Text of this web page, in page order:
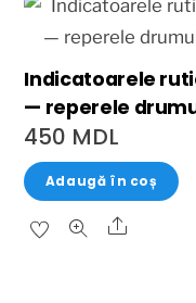
Indicatoarele
— reperele
450 MDL
Adaugă în coș